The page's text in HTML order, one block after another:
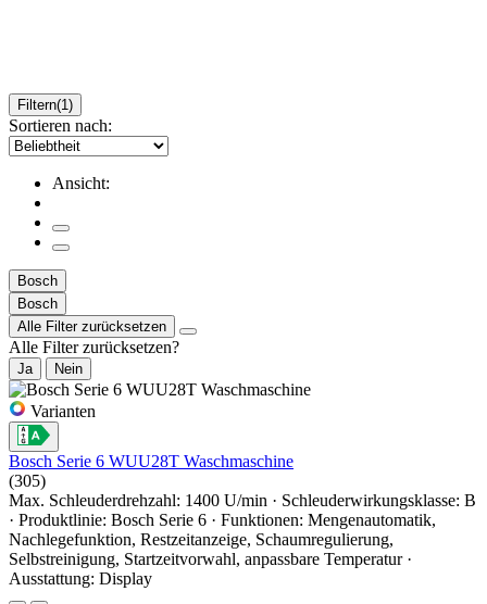
Filtern(1)
Sortieren nach:
Ansicht:
Bosch
Bosch
Alle Filter zurücksetzen
Alle Filter zurücksetzen?
Ja Nein
Varianten
Bosch Serie 6 WUU28T Waschmaschine
(305)
Max. Schleuderdrehzahl: 1400 U/min · Schleuderwirkungsklasse: B
· Produktlinie: Bosch Serie 6 · Funktionen: Mengenautomatik,
Nachlegefunktion, Restzeitanzeige, Schaumregulierung,
Selbstreinigung, Startzeitvorwahl, anpassbare Temperatur ·
Ausstattung: Display